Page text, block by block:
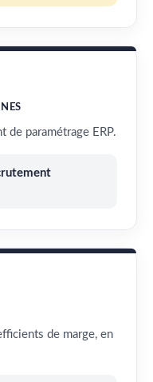
de paramétrage ERP.
de marge, en